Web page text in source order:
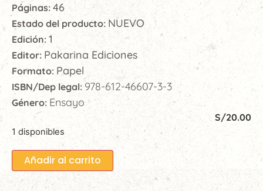
Páginas: 46
Estado del producto: NUEVO
Edición: 1
Editor: Pakarina Ediciones
Formato: Papel
ISBN/Dep legal: 978-612-46607-3-3
Género: Ensayo
S/20.00
1 disponibles
Añadir al carrito